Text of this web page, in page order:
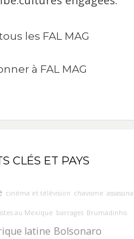
les FAL MAG
à FAL MAG
CLÉS ET PAYS
cinéma et télévision chavisme
au Mexique barrages Brumadinho
latine Bolsonaro